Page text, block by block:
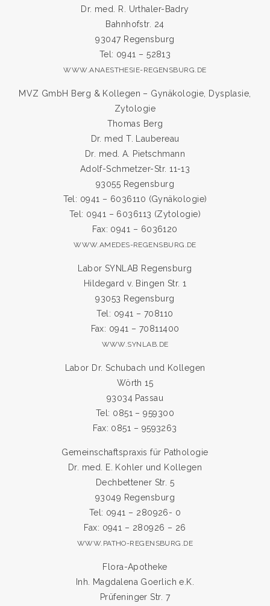
Dr. med. R. Urthaler-Badry
Bahnhofstr. 24
93047 Regensburg
Tel: 0941 – 52813
WWW.ANAESTHESIE-REGENSBURG.DE
MVZ GmbH Berg & Kollegen – Gynäkologie, Dysplasie,
Zytologie
Thomas Berg
Dr. med T. Laubereau
Dr. med. A. Pietschmann
Adolf-Schmetzer-Str. 11-13
93055 Regensburg
Tel: 0941 – 6036110 (Gynäkologie)
Tel: 0941 – 6036113 (Zytologie)
Fax: 0941 – 6036120
WWW.AMEDES-REGENSBURG.DE
Labor SYNLAB Regensburg
Hildegard v. Bingen Str. 1
93053 Regensburg
Tel: 0941 – 708110
Fax: 0941 – 70811400
WWW.SYNLAB.DE
Labor Dr. Schubach und Kollegen
Wörth 15
93034 Passau
Tel: 0851 – 959300
Fax: 0851 – 9593263
Gemeinschaftspraxis für Pathologie
Dr. med. E. Kohler und Kollegen
Dechbettener Str. 5
93049 Regensburg
Tel: 0941 – 280926- 0
Fax: 0941 – 280926 – 26
WWW.PATHO-REGENSBURG.DE
Flora-Apotheke
Inh. Magdalena Goerlich e.K.
Prüfeninger Str. 7